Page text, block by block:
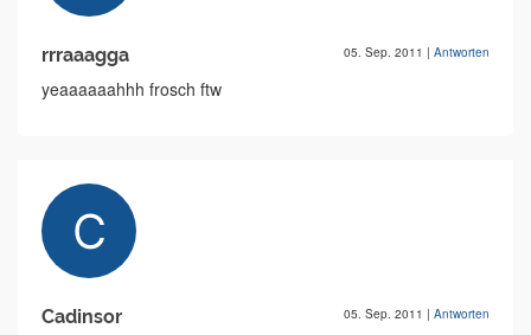
rrraaagga 05. Sep. 2011 | Antworten
yeaaaaaahhh frosch ftw
Cadinsor 05. Sep. 2011 | Antworten